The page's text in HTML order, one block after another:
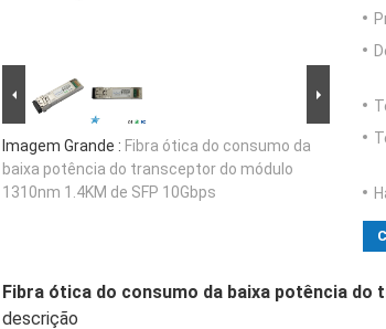
Imagem Grande : Fibra ótica do consumo da
baixa potência do transceptor do módulo
1310nm 1.4KM de SFP 10Gbps
Fibra ótica do consumo da baixa potência do
descrição